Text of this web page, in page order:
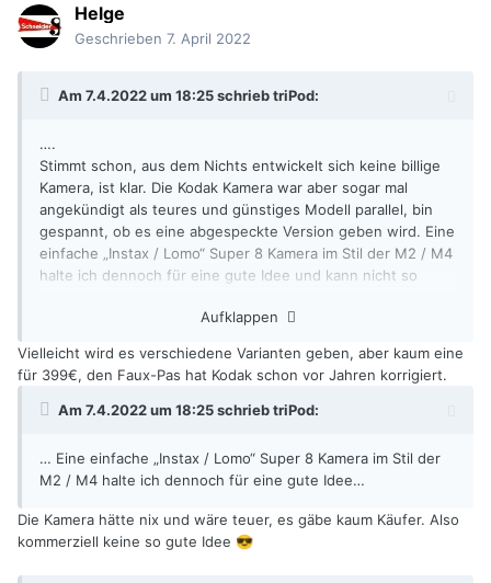
Helge
Geschrieben 7. April 2022
Am 7.4.2022 um 18:25 schriebtriPod:
….
Stimmt schon, aus dem Nichts entwickelt sich keine billige
Kamera, ist klar. Die Kodak Kamera war aber sogar mal
angekündigt als teures und günstiges Modell parallel, bin
gespannt, ob es eine abgespeckte Version geben wird. Eine
einfache „Instax / Lomo“ Super 8 Kamera im Stil der M2 / M4
halte ich dennoch für eine gute Idee und kann nicht so
kommt, also bereits entwickelt wurde. Es hat 1965 auch
Aufklappen
Vielleicht wird es verschiedene Varianten geben, aber kaum eine
für 399€, den Faux-Pas hat Kodak schon vor Jahren korrigiert.
Am 7.4.2022 um 18:25 schriebtriPod:
… Eine einfache „Instax / Lomo“ Super 8 Kamera im Stil der
M2 / M4 halte ich dennoch für eine gute Idee…
Die Kamera hätte nix und wäre teuer, es gäbe kaum Käufer. Also
kommerziell keine so gute Idee 😎